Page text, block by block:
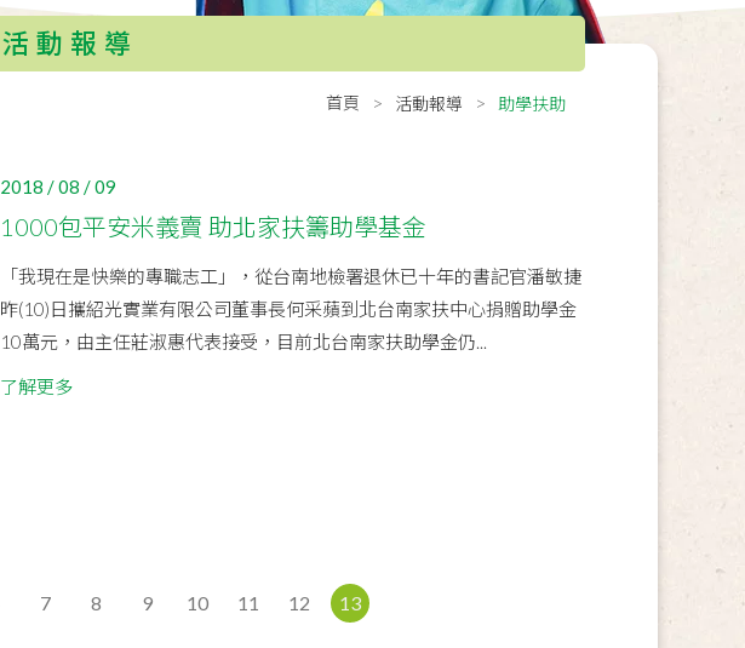
活動報導
首頁 活動報導 助學扶助
2018 / 08 / 09
1000包平安米義賣 助北家扶籌助學基金
「我現在是快樂的專職志工」，從台南地檢署退休已十年的書記官潘敏捷
昨(10)日攜紹光實業有限公司董事長何采蘋到北台南家扶中心捐贈助學金
10萬元，由主任莊淑惠代表接受，目前北台南家扶助學金仍...
了解更多
7 8 9 10 11 12 13